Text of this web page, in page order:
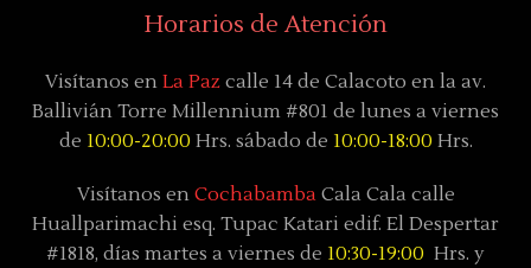
Horarios de Atención
Visítanos en La Paz calle 14 de Calacoto en la av.
Ballivián Torre Millennium #801 de lunes a viernes
de 10:00-20:00 Hrs. sábado de 10:00-18:00 Hrs.
Visítanos en CochabambaCala Cala calle
Huallparimachi esq. Tupac Katari edif. El Despertar
#1818, días martes a viernes de 10:30-19:00 Hrs. y